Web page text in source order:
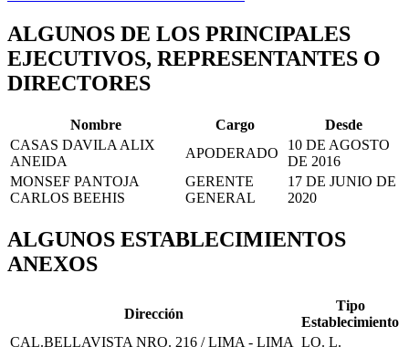
ALGUNOS DE LOS PRINCIPALES
EJECUTIVOS, REPRESENTANTES O
DIRECTORES
Nombre Cargo
Desde
CASAS DAVILA ALIX
ANEIDA
APODERADO
10 DE AGOSTO
DE 2016
MONSEF PANTOJA
CARLOS BEEHIS
GERENTE
GENERAL
17 DE JUNIO DE
2020
ALGUNOS ESTABLECIMIENTOS
ANEXOS
Dirección
Tipo
Establecimiento
CAL.BELLAVISTA NRO. 216 / LIMA - LIMA LO. L.